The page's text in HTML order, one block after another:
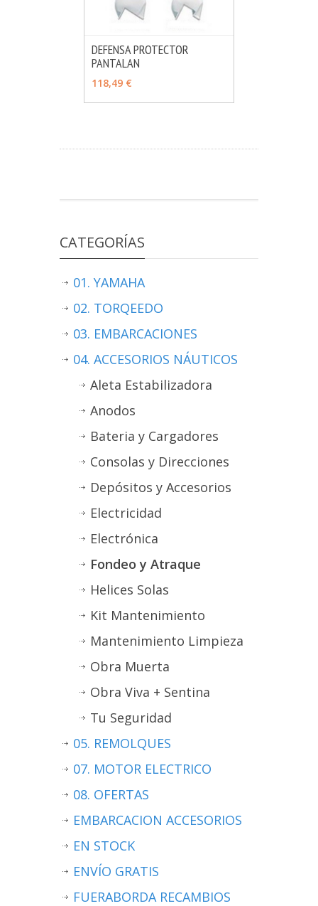
VER OPCIONES
DEFENSA PROTECTOR
PANTALAN
118,49 €
CATEGORÍAS
01. YAMAHA
02. TORQEEDO
03. EMBARCACIONES
04. ACCESORIOS NÁUTICOS
Aleta Estabilizadora
Anodos
Bateria y Cargadores
Consolas y Direcciones
Depósitos y Accesorios
Electricidad
Electrónica
Fondeo y Atraque
Helices Solas
Kit Mantenimiento
Mantenimiento Limpieza
Obra Muerta
Obra Viva + Sentina
Tu Seguridad
05. REMOLQUES
07. MOTOR ELECTRICO
08. OFERTAS
EMBARCACION ACCESORIOS
EN STOCK
ENVÍO GRATIS
FUERABORDA RECAMBIOS